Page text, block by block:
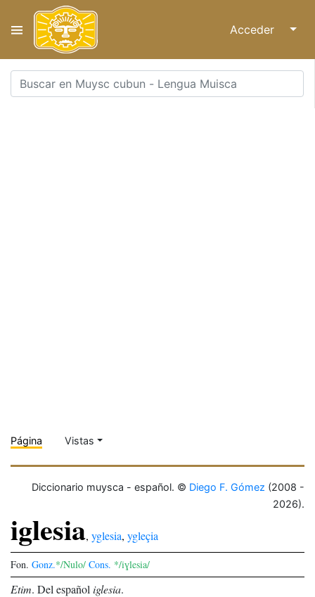
Acceder ↓
Página Vistas
Diccionario muysca - español. © Diego F. Gómez (2008 -
2026).
iglesia, yglesia, ygleçia
Fon. Gonz.*/Nulo/ Cons. */iɣlesia/
Etim. Del español iglesia.